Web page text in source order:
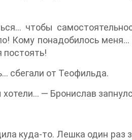
чтобы
Кому понадобилось меня…
постоять!
сбегали от Теофильда.
— Бронислав
куда-то. Лешка один раз